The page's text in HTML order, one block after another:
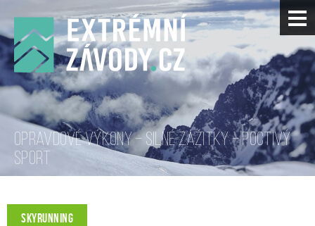
OPRAVDOVÉ VÝKONY – SILNÉ ZÁŽITKY – POCTIVÝ
SPORT
SKYRUNNING